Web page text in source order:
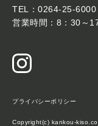
TEL：0264-25-
営業時間：8：30～
プライバシーポリシー
Copyright(c) kankou-